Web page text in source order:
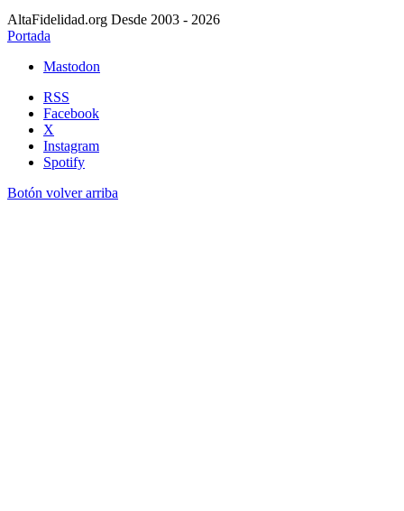
AltaFidelidad.org Desde 2003 - 2026
Portada
Mastodon
RSS
Facebook
X
Instagram
Spotify
Botón volver arriba